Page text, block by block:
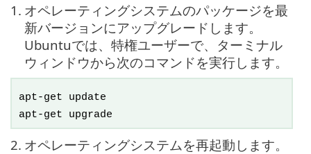
1. オペレーティングシステムのパッケージを最
新バージョンにアップグレードします。
Ubuntuでは、特権ユーザーで、ターミナル
ウィンドウから次のコマンドを実行します。
apt-get update
apt-get upgrade
2. オペレーティングシステムを再起動します。